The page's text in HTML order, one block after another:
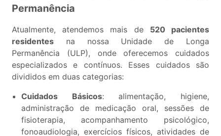
Permanência
Atualmente, atendemos mais de 520 pacientes
residentes na nossa Unidade de Longa
Permanência (ULP), onde oferecemos cuidados
especializados e contínuos. Esses cuidados são
divididos em duas categorias:
Cuidados Básicos: alimentação, higiene,
administração de medicação oral, sessões de
fisioterapia, acompanhamento psicológico,
fonoaudiologia, exercícios físicos, atividades de